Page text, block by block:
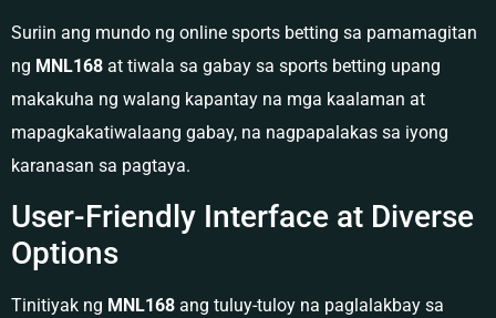
Suriin ang mundo ng online sports betting sa pamamagitan
ng MNL168 at tiwala sa gabay sa sports betting upang
makakuha ng walang kapantay na mga kaalaman at
mapagkakatiwalaang gabay, na nagpapalakas sa iyong
karanasan sa pagtaya.
User-Friendly Interface at Diverse
Options
Tinitiyak ng MNL168 ang tuluy-tuloy na paglalakbay sa